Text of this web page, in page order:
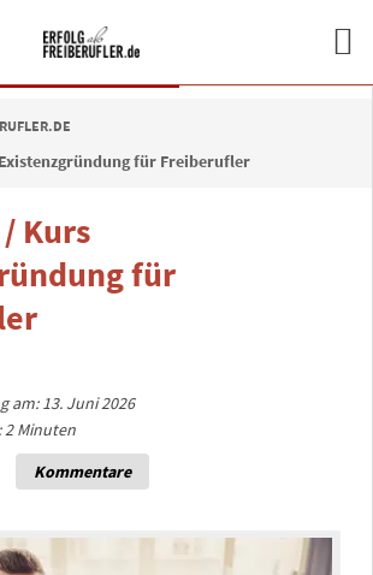
für Freiberufler
Kurs
für
am: 13. Juni 2026
2 Minuten
Kommentare